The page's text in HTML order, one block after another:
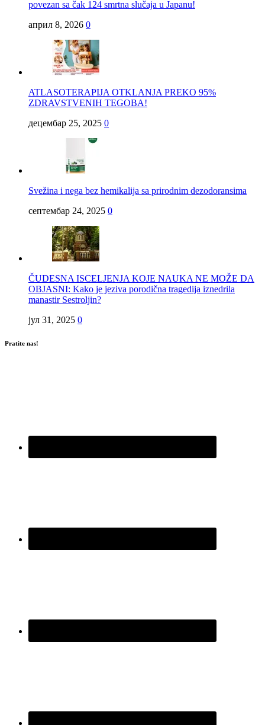
povezan sa čak 124 smrtna slučaja u Japanu!
април 8, 2026 0
ATLASOTERAPIJA OTKLANJA PREKO 95%
ZDRAVSTVENIH TEGOBA!
децембар 25, 2025 0
Svežina i nega bez hemikalija sa prirodnim dezodoransima
септембар 24, 2025 0
ČUDESNA ISCELJENJA KOJE NAUKA NE MOŽE DA
OBJASNI: Kako je jeziva porodična tragedija iznedrila
manastir Sestroljin?
јул 31, 2025 0
Pratite nas!